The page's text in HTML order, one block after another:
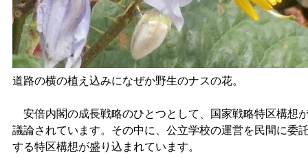
道路の横の植え込みになぜか野生のナスの花。
安倍内閣の成長戦略のひとつとして、国家戦略特区構想
議論されています。その中に、公立学校の運営を民間に委
する特区構想が盛り込まれています。